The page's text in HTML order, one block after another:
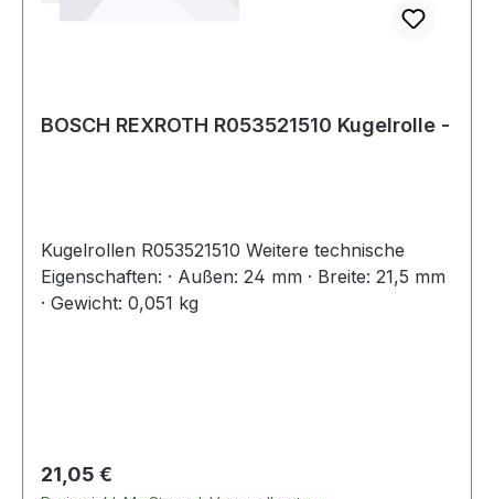
BOSCH REXROTH R053521510 Kugelrolle -
Kugelrollen R053521510 Weitere technische
Eigenschaften: · Außen: 24 mm · Breite: 21,5 mm
· Gewicht: 0,051 kg
Regulärer Preis:
21,05 €